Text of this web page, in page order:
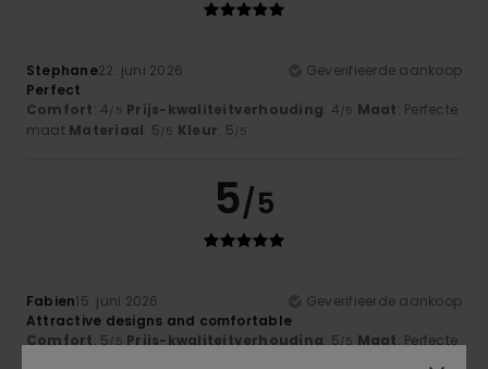
Stephane22. juni 2026
Geverifieerde aankoop
Perfect
Comfort: 4/5 Prijs-kwaliteitverhouding: 4/5 Maat: Perfecte
maat Materiaal: 5/5 Kleur: 5/5
5/5
Fabien15. juni 2026
Geverifieerde aankoop
Attractive designs and comfortable
Comfort: 5/5 Prijs-kwaliteitverhouding: 5/5 Maat: Perfecte